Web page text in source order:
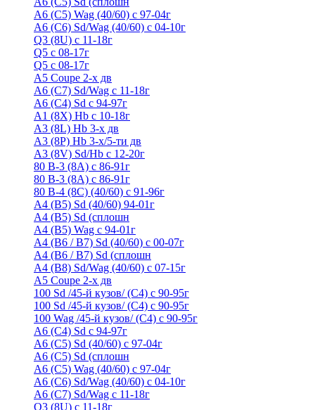
A6 (С5) Wag (40/60) с 97-04г
A6 (С6) Sd/Wag (40/60) c 04-10г
Q3 (8U) с 11-18г
Q5 с 08-17г
Q5 с 08-17г
А5 Coupe 2-х дв
А6 (C7) Sd/Wag с 11-18г
А6 (С4) Sd с 94-97г
A1 (8X) Hb с 10-18г
A3 (8L) Hb 3-х дв
A3 (8P) Hb 3-х/5-ти дв
A3 (8V) Sd/Hb c 12-20г
80 B-3 (8A) с 86-91г
80 В-3 (8А) с 86-91г
80 B-4 (8С) (40/60) с 91-96г
A4 (B5) Sd (40/60) 94-01г
A4 (B5) Sd (сплошн
A4 (B5) Wag с 94-01г
A4 (B6 / B7) Sd (40/60) с 00-07г
A4 (B6 / B7) Sd (сплошн
A4 (B8) Sd/Wag (40/60) с 07-15г
А5 Coupe 2-х дв
100 Sd /45-й кузов/ (С4) с 90-95г
100 Sd /45-й кузов/ (С4) с 90-95г
100 Wag /45-й кузов/ (С4) с 90-95г
А6 (С4) Sd с 94-97г
A6 (С5) Sd (40/60) с 97-04г
A6 (С5) Sd (сплошн
A6 (С5) Wag (40/60) с 97-04г
A6 (С6) Sd/Wag (40/60) c 04-10г
А6 (C7) Sd/Wag с 11-18г
Q3 (8U) с 11-18г